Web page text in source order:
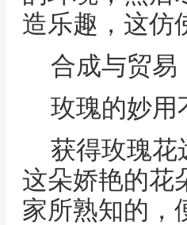
造乐趣，这仿
合成与贸易
玫瑰的妙用
获得玫瑰花
这朵娇艳的花
家所熟知的，